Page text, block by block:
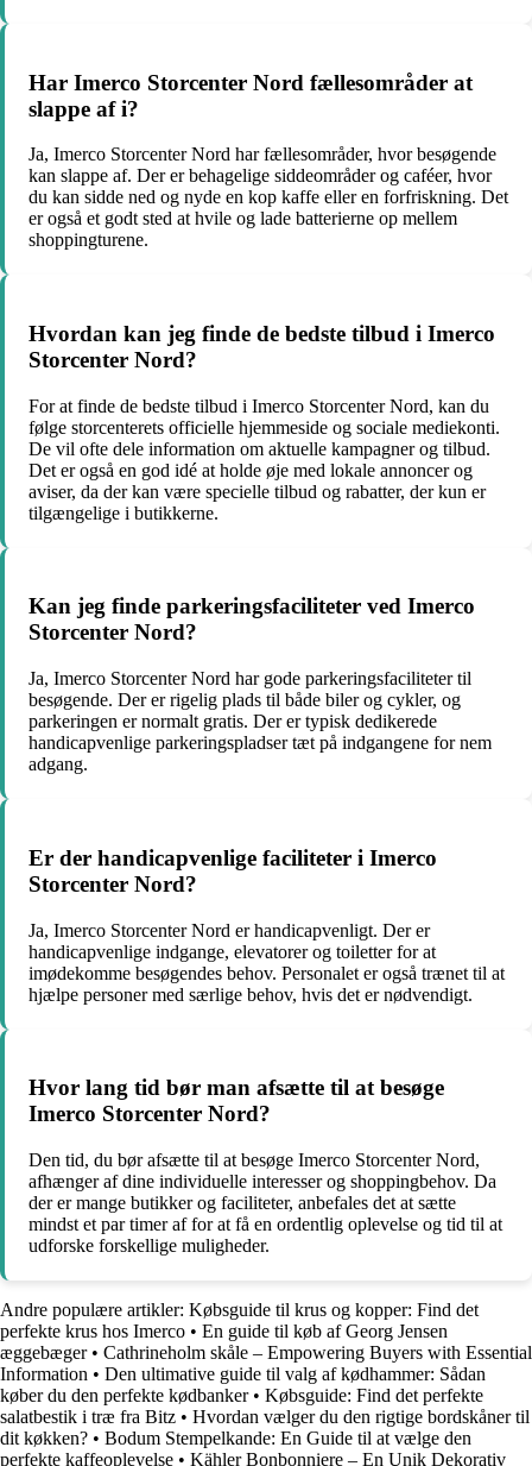
Har Imerco Storcenter Nord fællesområder at
slappe af i?
Ja, Imerco Storcenter Nord har fællesområder, hvor besøgende
kan slappe af. Der er behagelige siddeområder og caféer, hvor
du kan sidde ned og nyde en kop kaffe eller en forfriskning. Det
er også et godt sted at hvile og lade batterierne op mellem
shoppingturene.
Hvordan kan jeg finde de bedste tilbud i Imerco
Storcenter Nord?
For at finde de bedste tilbud i Imerco Storcenter Nord, kan du
følge storcenterets officielle hjemmeside og sociale mediekonti.
De vil ofte dele information om aktuelle kampagner og tilbud.
Det er også en god idé at holde øje med lokale annoncer og
aviser, da der kan være specielle tilbud og rabatter, der kun er
tilgængelige i butikkerne.
Kan jeg finde parkeringsfaciliteter ved Imerco
Storcenter Nord?
Ja, Imerco Storcenter Nord har gode parkeringsfaciliteter til
besøgende. Der er rigelig plads til både biler og cykler, og
parkeringen er normalt gratis. Der er typisk dedikerede
handicapvenlige parkeringspladser tæt på indgangene for nem
adgang.
Er der handicapvenlige faciliteter i Imerco
Storcenter Nord?
Ja, Imerco Storcenter Nord er handicapvenligt. Der er
handicapvenlige indgange, elevatorer og toiletter for at
imødekomme besøgendes behov. Personalet er også trænet til at
hjælpe personer med særlige behov, hvis det er nødvendigt.
Hvor lang tid bør man afsætte til at besøge
Imerco Storcenter Nord?
Den tid, du bør afsætte til at besøge Imerco Storcenter Nord,
afhænger af dine individuelle interesser og shoppingbehov. Da
der er mange butikker og faciliteter, anbefales det at sætte
mindst et par timer af for at få en ordentlig oplevelse og tid til at
udforske forskellige muligheder.
Andre populære artikler: Købsguide til krus og kopper: Find det
perfekte krus hos Imerco • En guide til køb af Georg Jensen
æggebæger• Cathrineholm skåle – Empowering Buyers with Essential
Information • Den ultimative guide til valg af kødhammer: Sådan
køber du den perfekte kødbanker• Købsguide: Find det perfekte
salatbestik i træ fra Bitz • Hvordan vælger du den rigtige bordskåner til
dit køkken? • Bodum Stempelkande: En Guide til at vælge den
perfekte kaffeoplevelse • Kähler Bonbonniere – En Unik Dekorativ